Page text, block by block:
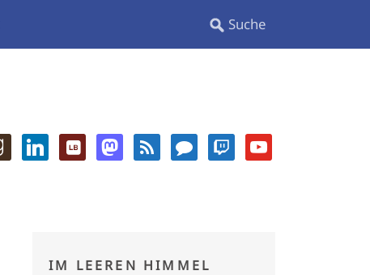
IM LEEREN HIMMEL